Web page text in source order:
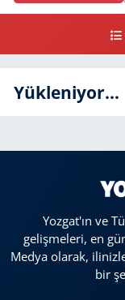
Yükleniyor...
Yozgat'ın ve
gelişmeleri, en
Medya olarak,
bir